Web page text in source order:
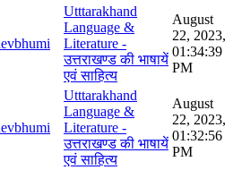
Utttarakhand
Language &
Literature -
उत्तराखण्ड की भाषायें
एवं साहित्य
August
22, 2023,
01:34:39
PM
Utttarakhand
Language &
Literature -
उत्तराखण्ड की भाषायें
एवं साहित्य
August
22, 2023,
01:32:56
PM